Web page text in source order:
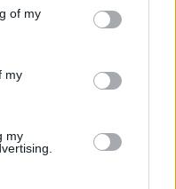
You may click to
its third-party tags to
in below Google
of my
my
my
μένει η Μαρία
μέρα για την
ότι δε θα σε
του 22χρονου
νερό
αντίο στον Λάκη
λαούτο και
την εμβληματική